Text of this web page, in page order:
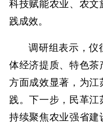
科技赋能农业、农文
践成效。
调研组表示，仪
体经济提质、特色
方面成效显著，为江
践。下一步，民革
持续聚焦农业强省建